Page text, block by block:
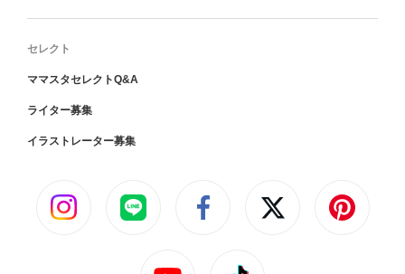
セレクト
ママスタセレクトQ&A
ライター募集
イラストレーター募集